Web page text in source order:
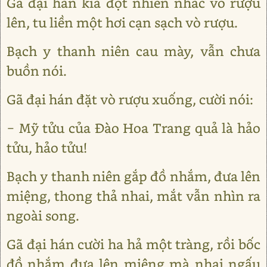
lên, tu liền một hơi cạn sạch vò rượu.
Bạch y thanh niên cau mày, vẫn chưa
buồn nói.
Gã đại hán đặt vò rượu xuống, cười nói:
− Mỹ tửu của Đào Hoa Trang quả là hảo
tửu, hảo tửu!
Bạch y thanh niên gắp đồ nhắm, đưa lên
miệng, thong thả nhai, mắt vẫn nhìn ra
ngoài song.
Gã đại hán cười ha hả một tràng, rồi bốc